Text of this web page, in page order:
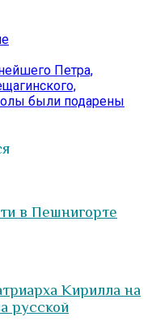
Петра,
были подарены
в Пешнигорте
Кирилла на
русской